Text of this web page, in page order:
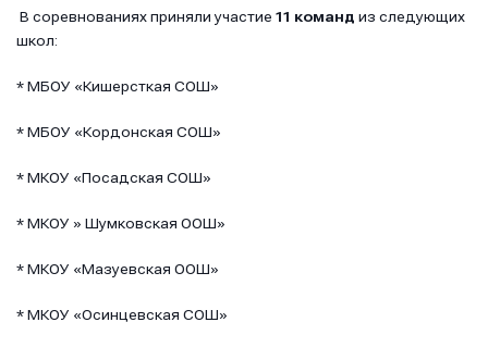
В соревнованиях приняли участие 11 команд из следующих
школ:
* МБОУ «Кишерсткая СОШ»
* МБОУ «Кордонская СОШ»
* МКОУ «Посадская СОШ»
* МКОУ » Шумковская ООШ»
* МКОУ «Мазуевская ООШ»
* МКОУ «Осинцевская СОШ»